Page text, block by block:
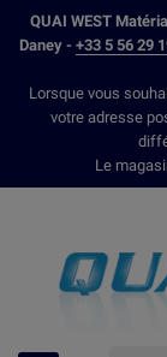
QUAI WEST
Daney - +33 5 56 29
Lorsque vous
votre adresse
Le